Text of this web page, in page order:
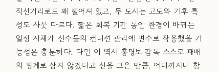
직선거리로도 꽤 떨어져 있고, 두 도시는 고도와 기후 특
성도 사뭇 다르다. 짧은 회복 기간 동안 환경이 바뀌는
일정 자체가 선수들의 컨디션 관리에 변수로 작용했을 가
능성은 충분하다. 다만 이 역시 홍명보 감독 스스로 패배
의 핑계로 삼지 않겠다고 선을 그은 만큼, 어디까지나 참